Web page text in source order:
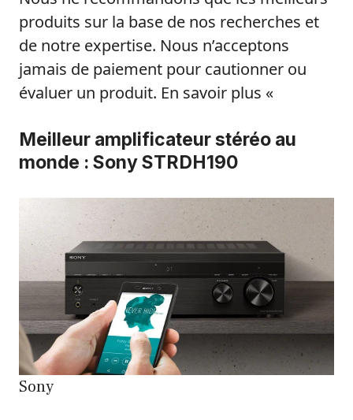
produits sur la base de nos recherches et
de notre expertise. Nous n’acceptons
jamais de paiement pour cautionner ou
évaluer un produit. En savoir plus «
Meilleur amplificateur stéréo au
monde : Sony STRDH190
Sony